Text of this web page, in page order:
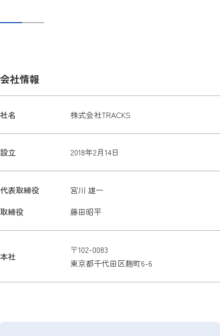
会社情報
社名 株式会社TRACKS
設立 2018年2月14日
代表取締役
取締役
宮川 雄一
藤田昭平
本社
〒102-0083
東京都千代田区麹町6-6